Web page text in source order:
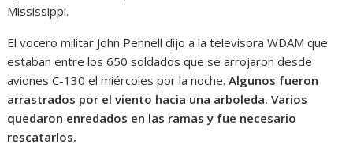
Mississippi.
El vocero militar John Pennell dijo a la televisora WDAM que
estaban entre los 650 soldados que se arrojaron desde
aviones C-130 el miércoles por la noche.Algunos fueron
arrastrados por el viento hacia una arboleda. Varios
quedaron enredados en las ramas y fue necesario
rescatarlos.